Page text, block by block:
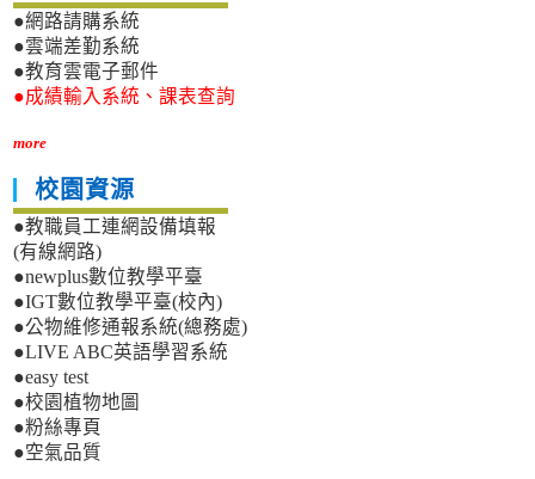
●網路請購系統
●雲端差勤系統
●教育雲電子郵件
●成績輸入系統、課表查詢
more
校園資源
●教職員工連網設備填報
(有線網路)
●newplus數位教學平臺
●IGT數位教學平臺(校內)
●公物維修通報系統(總務處)
●LIVE ABC英語學習系統
●easy test
●校園植物地圖
●粉絲專頁
●空氣品質